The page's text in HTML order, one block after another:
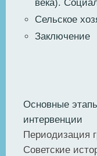
века).
Сельское
Заключение
Основные
интервенции
Периодизация
Советские